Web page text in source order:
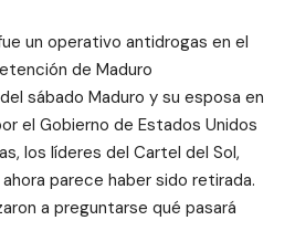
un operativo antidrogas en el
de Maduro
sábado Maduro y su esposa en
el Gobierno de Estados Unidos
los líderes del Cartel del Sol,
parece haber sido retirada.
a preguntarse qué pasará